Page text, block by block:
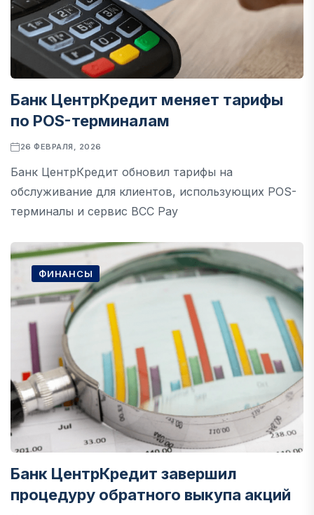
Банк ЦентрКредит меняет тарифы
по POS-терминалам
26 ФЕВРАЛЯ, 2026
Банк ЦентрКредит обновил тарифы на
обслуживание для клиентов, использующих POS-
терминалы и сервис BCC Pay
ФИНАНСЫ
Банк ЦентрКредит завершил
процедуру обратного выкупа акций